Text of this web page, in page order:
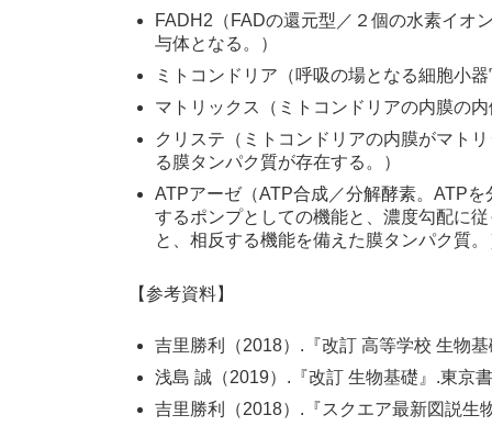
FADH2（FADの還元型／２個の水素イオ
与体となる。）
ミトコンドリア（呼吸の場となる細胞小
マトリックス（ミトコンドリアの内膜の
クリステ（ミトコンドリアの内膜がマト
る膜タンパク質が存在する。）
ATPアーゼ（ATP合成／分解酵素。ATP
するポンプとしての機能と、濃度勾配に
と、相反する機能を備えた膜タンパク質。
【参考資料】
吉里勝利（2018）.『改訂 高等学校 生物
浅島 誠（2019）.『改訂 生物基礎』.東京
吉里勝利（2018）.『スクエア最新図説生